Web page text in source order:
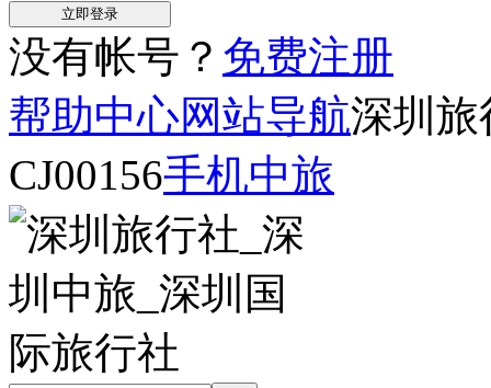
没有帐号？ 免费注册
帮助中心网站导航深圳旅
CJ00156手机中旅